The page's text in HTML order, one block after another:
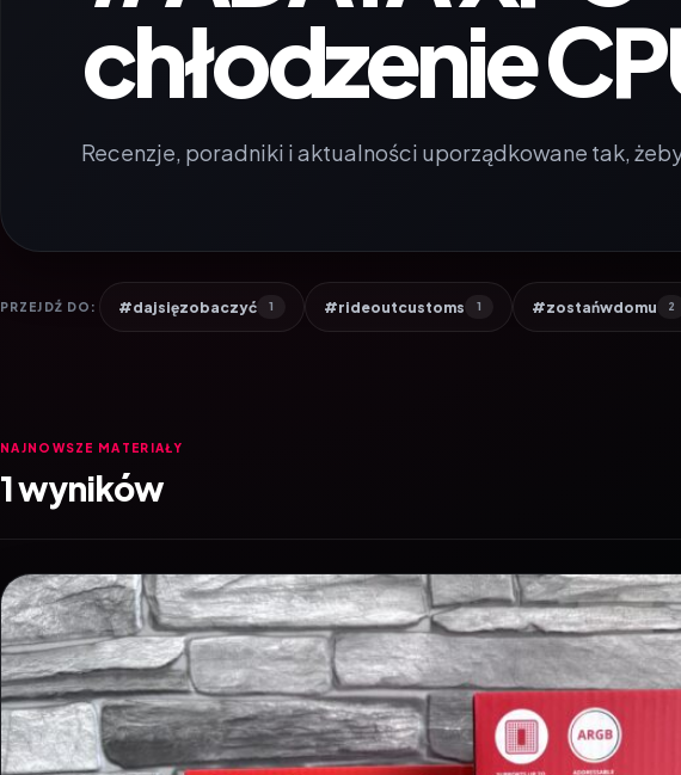
chłodzenie
Recenzje, poradniki i aktualności uporządkowane tak,
PRZEJDŹ DO: #dajsięzobaczyć 1 #rideoutcustoms 1 #zostańwdomu 2
NAJNOWSZE MATERIAŁY
1 wyników